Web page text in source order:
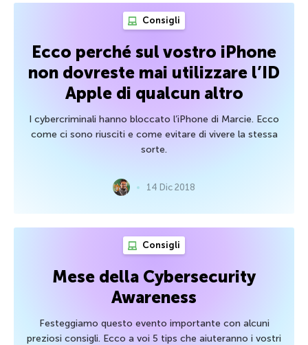
Consigli
Ecco perché sul vostro iPhone
non dovreste mai utilizzare l’ID
Apple di qualcun altro
I cybercriminali hanno bloccato l’iPhone di Marcie. Ecco
come ci sono riusciti e come evitare di vivere la stessa
sorte.
14 Dic 2018
Consigli
Mese della Cybersecurity
Awareness
Festeggiamo questo evento importante con alcuni
preziosi consigli. Ecco a voi 5 tips che aiuteranno i vostri